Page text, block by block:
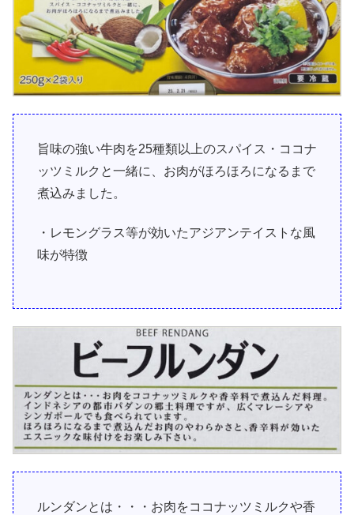
旨味の強い牛肉を25種類以上のスパイス・ココナ
ッツミルクと一緒に、お肉がほろほろになるまで
煮込みました。
・レモングラス等が効いたアジアンテイストな風
味が特徴
ルンダンとは・・・お肉をココナッツミルクや香